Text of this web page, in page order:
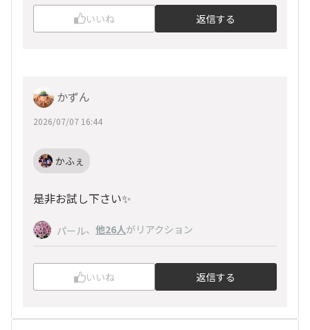
いいね 返信する
かずん
2026/07/07 16:44
かふぇ
是非お試し下さい✨
パール、 他26人がリアクション
いいね 返信する